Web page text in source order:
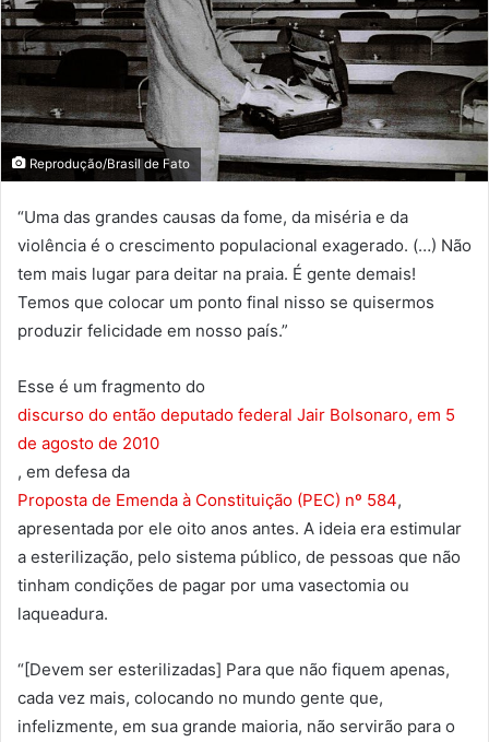
Reprodução/Brasil de Fato
“Uma das grandes causas da fome, da miséria e da
violência é o crescimento populacional exagerado. (…) Não
tem mais lugar para deitar na praia. É gente demais!
Temos que colocar um ponto final nisso se quisermos
produzir felicidade em nosso país.”
Esse é um fragmento do
discurso do então deputado federal Jair Bolsonaro, em 5
de agosto de 2010
, em defesa da
Proposta de Emenda à Constituição (PEC) nº 584,
apresentada por ele oito anos antes. A ideia era estimular
a esterilização, pelo sistema público, de pessoas que não
tinham condições de pagar por uma vasectomia ou
laqueadura.
“[Devem ser esterilizadas] Para que não fiquem apenas,
cada vez mais, colocando no mundo gente que,
infelizmente, em sua grande maioria, não servirão para o